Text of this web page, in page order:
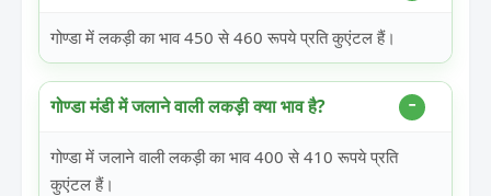
गोण्डा में लकड़ी का भाव 450 से 460 रूपये प्रति कुएंटल हैं।
गोण्डा मंडी में जलाने वाली लकड़ी क्या भाव है?
गोण्डा में जलाने वाली लकड़ी का भाव 400 से 410 रूपये प्रति
कुएंटल हैं।